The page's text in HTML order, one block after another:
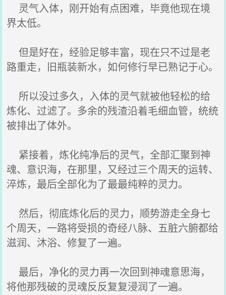
灵气入体，刚开始有点困难，毕竟他现在境
界太低。
但是好在，经验足够丰富，现在只不过是老
路重走，旧瓶装新水，如何修行早已熟记于心。
所以没过多久，入体的灵气就被他轻松的给
炼化、过滤了。多余的残渣沿着毛细血管，统统
被排出了体外。
紧接着，炼化纯净后的灵气，全部汇聚到神
魂、意识海，在那里，又经过三个周天的运转、
淬炼，最后全部化为了最最纯粹的灵力。
然后，彻底炼化后的灵力，顺势游走全身七
个周天，一路将受损的奇经八脉、五脏六腑都给
滋润、沐浴、修复了一遍。
最后，净化的灵力再一次回到神魂意思海，
将他那残破的灵魂反反复复浸润了一遍。